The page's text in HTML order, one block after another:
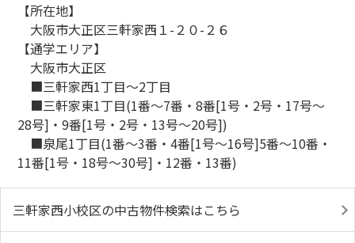
【所在地】
大阪市大正区三軒家西１-２０-２６
【通学エリア】
大阪市大正区
■三軒家西1丁目～2丁目
■三軒家東1丁目(1番～7番・8番[1号・2号・17号～
28号]・9番[1号・2号・13号～20号])
■泉尾1丁目(1番～3番・4番[1号～16号]5番～10番・
11番[1号・18号～30号]・12番・13番)
三軒家西小校区の中古物件検索はこちら